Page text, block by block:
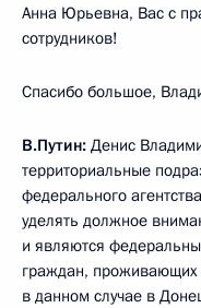
Анна Юрьевна, Вас с
сотрудников!
Спасибо большое,
В.Путин: Денис
территориальные
федерального
уделять должное
и являются
граждан, проживающих
в данном случае в